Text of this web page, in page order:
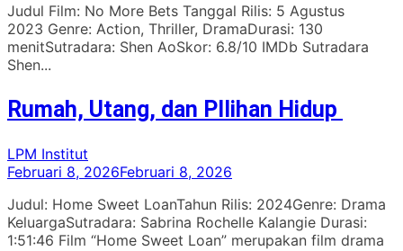
Judul Film: No More Bets Tanggal Rilis: 5 Agustus
2023 Genre: Action, Thriller, DramaDurasi: 130
menitSutradara: Shen AoSkor: 6.8/10 IMDb Sutradara
Shen...
Rumah, Utang, dan PIlihan Hidup
LPM Institut
Februari 8, 2026Februari 8, 2026
Judul: Home Sweet LoanTahun Rilis: 2024Genre: Drama
KeluargaSutradara: Sabrina Rochelle Kalangie Durasi:
1:51:46 Film “Home Sweet Loan” merupakan film drama